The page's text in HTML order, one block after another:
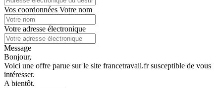
Vos coordonnées Votre nom
Votre adresse électronique
Message
Bonjour,
Voici une offre parue sur le site francetravail.fr susceptible de vous
intéresser.
A bientôt.